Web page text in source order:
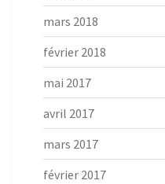
mars 2018
février 2018
mai 2017
avril 2017
mars 2017
février 2017